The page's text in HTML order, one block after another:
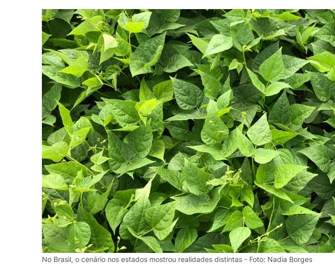
No Brasil, o cenário nos estados mostrou realidades distintas - Foto: Nadia Borges